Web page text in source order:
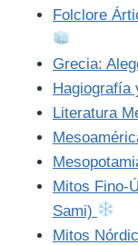
Folclore
Grecia:
Hagiografía
Literatura
Mitos Fino-
Sami)
Mitos